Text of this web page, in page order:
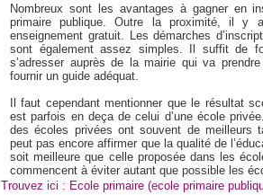
Nombreux sont les avantages à gagner en
primaire publique. Outre la proximité, il y
enseignement gratuit. Les démarches
sont également assez simples. Il suffit de
s’adresser auprès de la mairie qui va
fournir un guide adéquat.
Il faut cependant mentionner que le résultat
est parfois en deça de celui d’une école
des écoles privées ont souvent de meilleurs
peut pas encore affirmer que la qualité de
soit meilleure que celle proposée dans les
commencent à éviter autant que possible les
Trouvez ici : Ecole primaire (ecole primaire